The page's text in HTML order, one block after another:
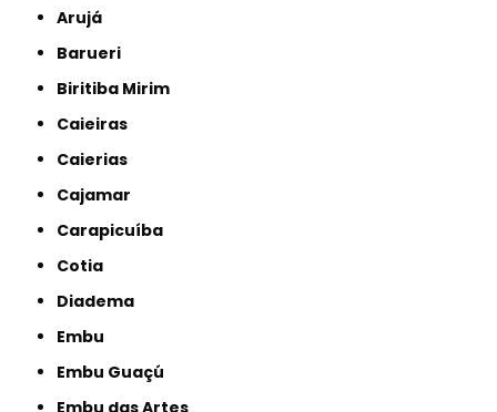
Arujá
Barueri
Biritiba Mirim
Caieiras
Caierias
Cajamar
Carapicuíba
Cotia
Diadema
Embu
Embu Guaçú